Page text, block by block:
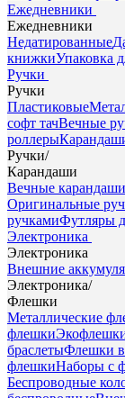
Ежедневники
Ежедневники
Недатированные
книжкиУпаковка
Ручки
Ручки
Пластиковые
софт тачВечные
роллеры
Ручки/
Карандаши
Вечные карандаши
Оригинальные
ручкамиФутляры
Электроника
Электроника
Внешние
Электроника/
Флешки
Металлические
флешки
браслетыФлешки
флешкиНаборы с
Беспроводные